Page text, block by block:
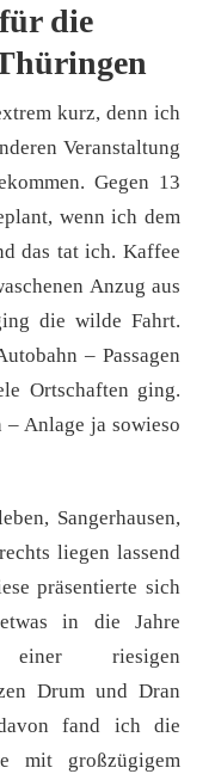
die
kurz, denn ich
Veranstaltung
Gegen 13
wenn ich dem
das tat ich. Kaffee
Anzug aus
die wilde Fahrt.
– Passagen
Ortschaften ging.
Anlage ja sowieso
Sangerhausen,
liegen lassend
präsentierte sich
in die Jahre
einer riesigen
Drum und Dran
fand ich die
mit großzügigem